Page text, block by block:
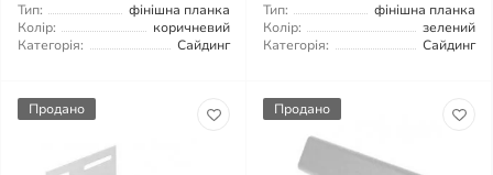
Тип:
фінішна планка
Колір:
коричневий
Категорія:
Сайдинг
Тип:
фінішна планка
Колір:
зелений
Категорія:
Сайдинг
Продано Продано